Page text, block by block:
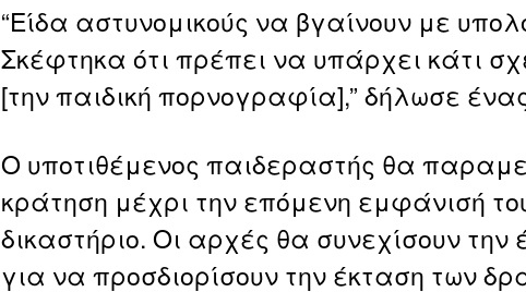
“Είδα αστυνομικούς να βγαίνουν με
Σκέφτηκα ότι πρέπει να υπάρχει κάτι
[την παιδική πορνογραφία],” δήλωσε
Ο υποτιθέμενος παιδεραστής θα
κράτηση μέχρι την επόμενη εμφάνισή
δικαστήριο. Οι αρχές θα συνεχίσουν την
για να προσδιορίσουν την έκταση των